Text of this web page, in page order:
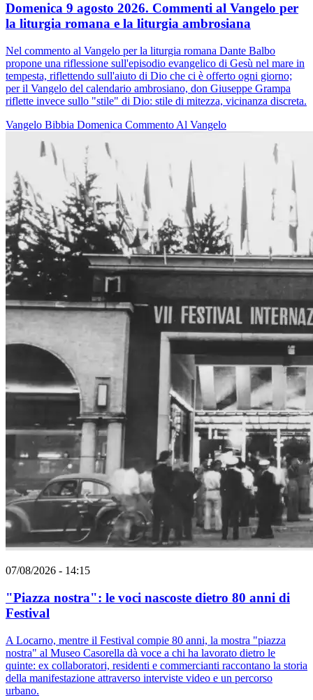
Domenica 9 agosto 2026. Commenti al Vangelo per
la liturgia romana e la liturgia ambrosiana
Nel commento al Vangelo per la liturgia romana Dante Balbo
propone una riflessione sull'episodio evangelico di Gesù nel mare in
tempesta, riflettendo sull'aiuto di Dio che ci è offerto ogni giorno;
per il Vangelo del calendario ambrosiano, don Giuseppe Grampa
riflette invece sullo "stile" di Dio: stile di mitezza, vicinanza discreta.
Vangelo Bibbia Domenica Commento Al Vangelo
07/08/2026 - 14:15
"Piazza nostra": le voci nascoste dietro 80 anni di
Festival
A Locarno, mentre il Festival compie 80 anni, la mostra "piazza
nostra" al Museo Casorella dà voce a chi ha lavorato dietro le
quinte: ex collaboratori, residenti e commercianti raccontano la storia
della manifestazione attraverso interviste video e un percorso
urbano.